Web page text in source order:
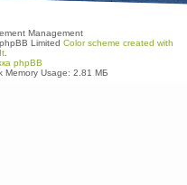
Management
Limited Color scheme created with
.
phpBB
Memory Usage: 2.81 МБ